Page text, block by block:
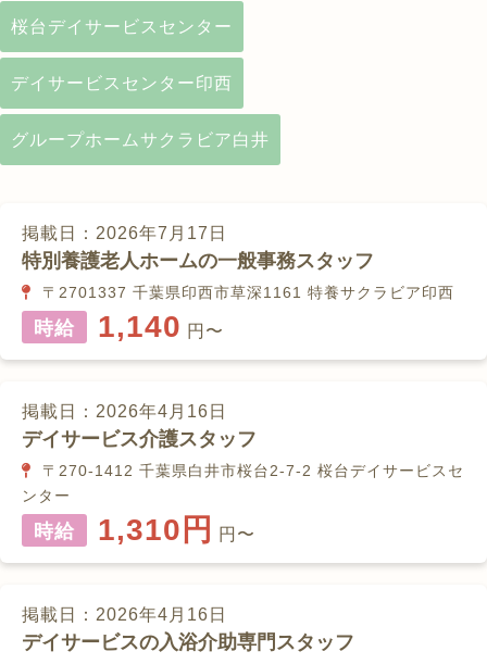
桜台デイサービスセンター
デイサービスセンター印西
グループホームサクラビア白井
掲載日：2026年7月17日
特別養護老人ホームの一般事務スタッフ
〒2701337 千葉県印西市草深1161 特養サクラビア印西
時給 1,140 円〜
掲載日：2026年4月16日
デイサービス介護スタッフ
〒270-1412 千葉県白井市桜台2-7-2 桜台デイサービスセ
ンター
時給 1,310円 円〜
掲載日：2026年4月16日
デイサービスの入浴介助専門スタッフ